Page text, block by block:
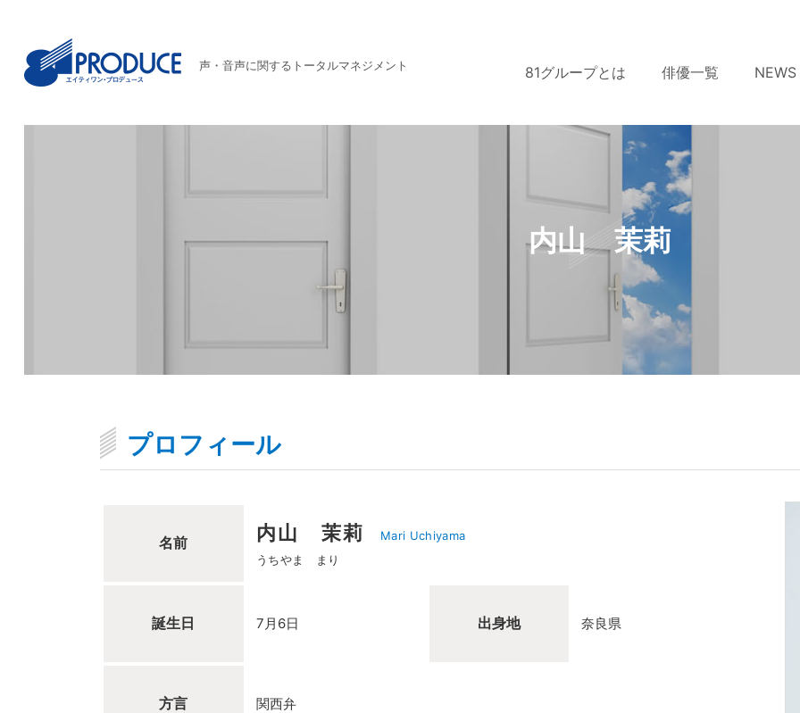
声・音声に関するトータルマネジメント 81グループとは 俳優一覧 NEWS
内山 茉莉
プロフィール
名前 内山 茉莉
Mari Uchiyama
うちやま まり
誕生日 7月6日 出身地 奈良県
方言 関西弁